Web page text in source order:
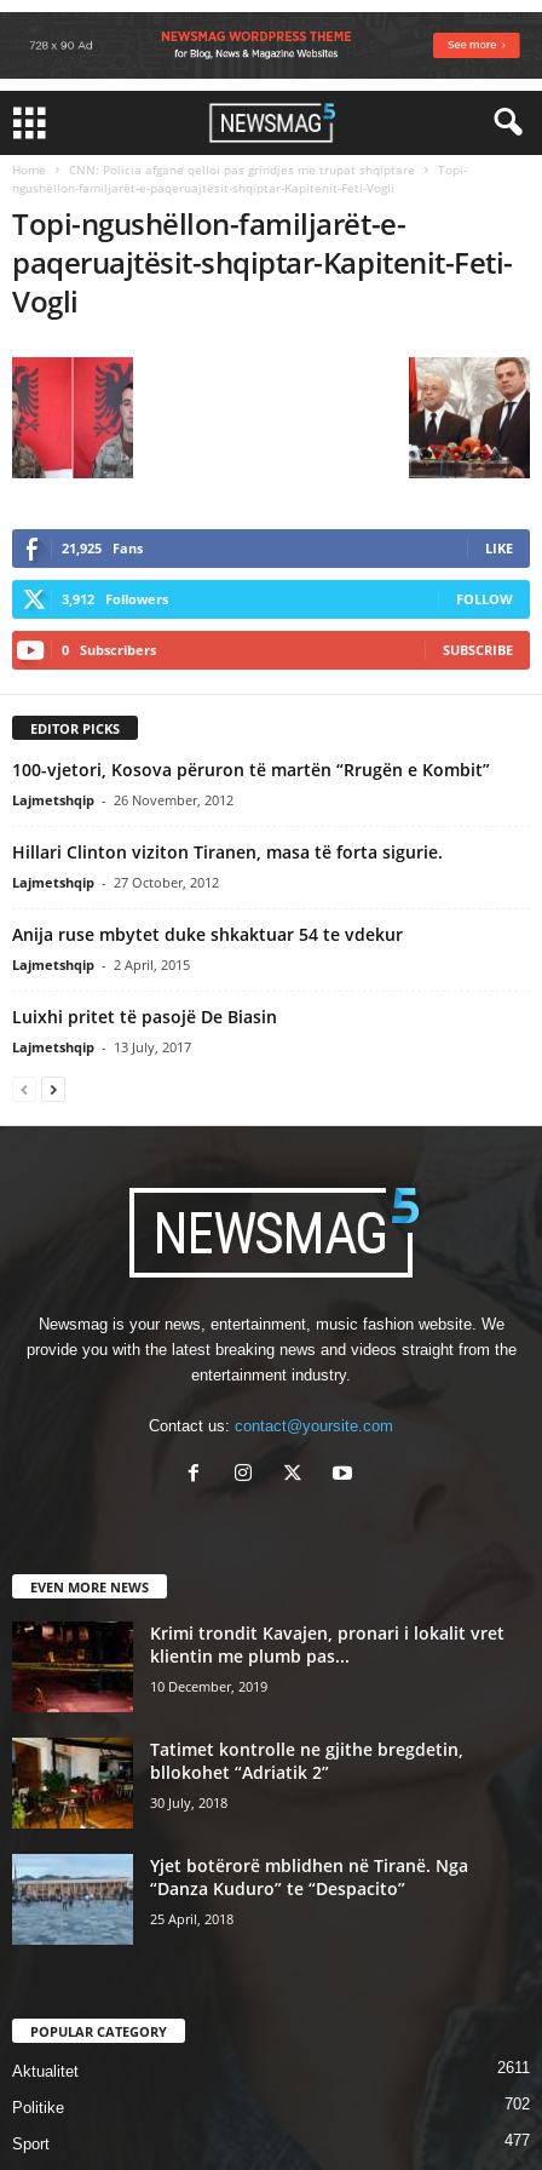
Home CNN: Policia afgane qelloi pas grindjes me trupat shqiptare
Topi-
ngushëllon-familjarët-e-paqeruajtësit-shqiptar-Kapitenit-Feti-Vogli
Topi-ngushëllon-familjarët-e-
paqeruajtësit-shqiptar-Kapitenit-Feti-
Vogli
21,925 Fans LIKE
3,912 Followers FOLLOW
0 Subscribers SUBSCRIBE
EDITOR PICKS
100-vjetori, Kosova përuron të martën “Rrugën e Kombit”
Lajmetshqip - 26 November, 2012
Hillari Clinton viziton Tiranen, masa të forta sigurie.
Lajmetshqip - 27 October, 2012
Anija ruse mbytet duke shkaktuar 54 te vdekur
Lajmetshqip - 2 April, 2015
Luixhi pritet të pasojë De Biasin
Lajmetshqip - 13 July, 2017
Newsmag is your news, entertainment, music fashion website. We
provide you with the latest breaking news and videos straight from the
entertainment industry.
Contact us: contact@yoursite.com
EVEN MORE NEWS
Krimi trondit Kavajen, pronari i lokalit vret
klientin me plumb pas...
10 December, 2019
Tatimet kontrolle ne gjithe bregdetin,
bllokohet “Adriatik 2”
30 July, 2018
Yjet botërorë mblidhen në Tiranë. Nga
“Danza Kuduro” te “Despacito”
25 April, 2018
POPULAR CATEGORY
Aktualitet 2611
Politike 702
Sport
477